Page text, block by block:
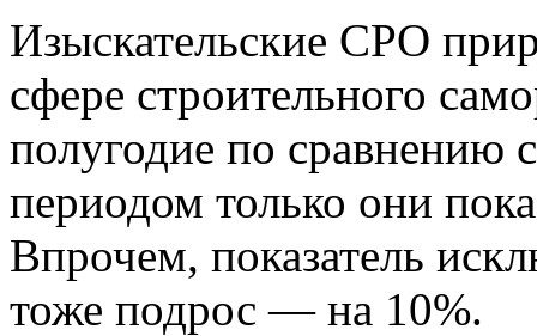
Изыскательские СРО
сфере строительного
полугодие по сравнению
периодом только они
Впрочем, показатель
тоже подрос — на 10%.